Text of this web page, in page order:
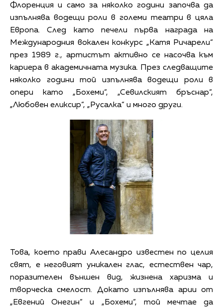
Флоренция и само за няколко години започва да
изпълнява водещи роли в големи театри в цяла
Европа. След като печели първа награда на
Международния вокален конкурс „Катя Ричарели“
през 1989 г., артистът активно се насочва към
кариера в академичната музика. През следващите
няколко години той изпълнява водещи роли в
опери като „Бохеми“, „Севилският бръснар“,
„Любовен еликсир“, „Русалка“ и много други.
Това, което прави Алесандро известен по целия
свят, е неговият уникален глас, естествен чар,
поразителен външен вид, жизнена харизма и
творческа смелост. Докато изпълнява арии от
„Евгений Онегин“ и „Бохеми“, той мечтае да